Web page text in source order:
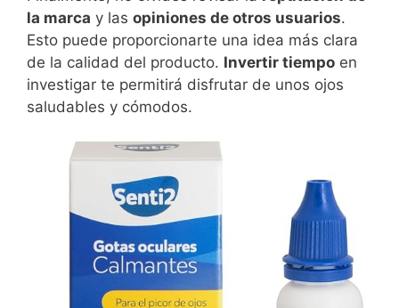
la marca y las opiniones de otros usuarios.
Esto puede proporcionarte una idea más clara
de la calidad del producto. Invertir tiempo en
investigar te permitirá disfrutar de unos ojos
saludables y cómodos.